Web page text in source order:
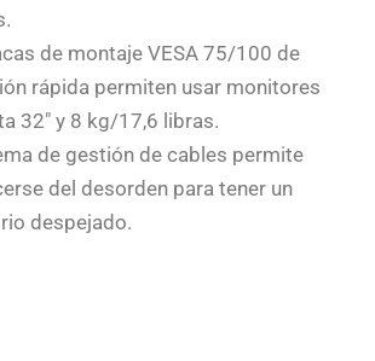
de montaje VESA 75/100 de
rápida permiten usar monitores
32″ y 8 kg/17,6 libras.
de gestión de cables permite
del desorden para tener un
despejado.